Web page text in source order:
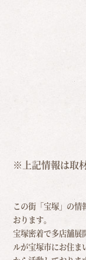
※上記情報は取
この街「宝塚」の情
おります。
宝塚密着で多店舗展
ルが宝塚市にお住ま